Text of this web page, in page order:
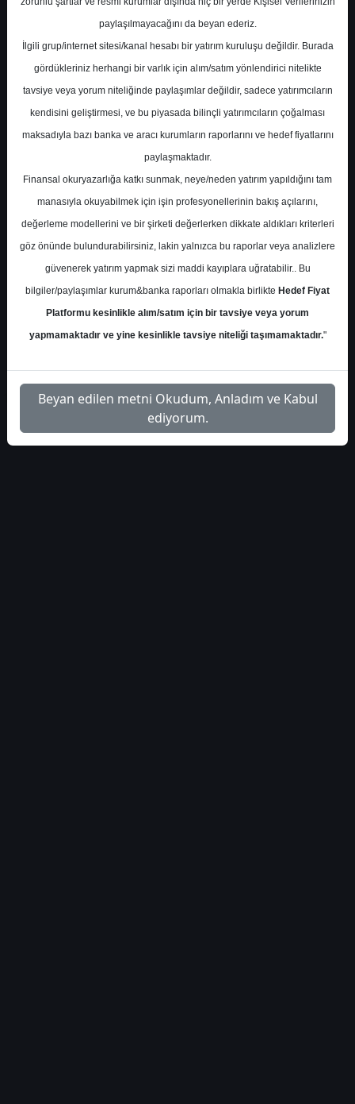
A- A+
YEOTK - 4. Çeyrek Değerlendirmesi
Çarşamba, 11 Mart 2026 00:00
S.No Dosya Adı İndir
1
pusula-yatirim-yeotk-4-ceyrek-
İlgili
Dosyayı
İndir
paylaşılmayacağını da beyan ederiz.
İlgili grup/internet sitesi/kanal hesabı bir yatırım kuruluşu değildir. Burada
gördükleriniz herhangi bir varlık için alım/satım yönlendirici nitelikte
tavsiye veya yorum niteliğinde paylaşımlar değildir, sadece yatırımcıların
kendisini geliştirmesi, ve bu piyasada bilinçli yatırımcıların çoğalması
maksadıyla bazı banka ve aracı kurumların raporlarını ve hedef fiyatlarını
paylaşmaktadır.
Finansal okuryazarlığa katkı sunmak, neye/neden yatırım yapıldığını tam
manasıyla okuyabilmek için işin profesyonellerinin bakış açılarını,
değerleme modellerini ve bir şirketi değerlerken dikkate aldıkları kriterleri
göz önünde bulundurabilirsiniz, lakin yalnızca bu raporlar veya analizlere
güvenerek yatırım yapmak sizi maddi kayıplara uğratabilir.. Bu
bilgiler/paylaşımlar kurum&banka raporları olmakla birlikte Hedef Fiyat
Platformu kesinlikle alım/satım için bir tavsiye veya yorum
yapmamaktadır ve yine kesinlikle tavsiye niteliği taşımamaktadır."
Beyan edilen metni Okudum, Anladım ve Kabul
ediyorum.